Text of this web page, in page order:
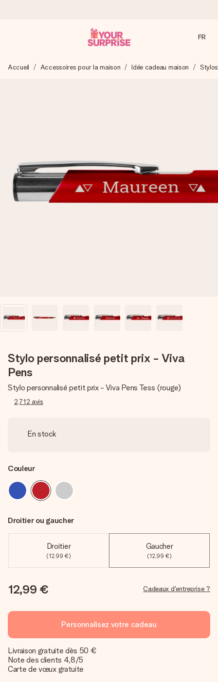
Nous préparons votre cadeau avec attention et l’envoyons
pays où nous sommes présents).
Carte de vœux gratuite
FR
Accueil Accessoires pour la maison Idée cadeau maison Stylos
Stylo personnalisé petit prix - Viva
Pens
Stylo personnalisé petit prix - Viva Pens Tess (rouge)
2,712 avis
En stock
Couleur
Droitier ou gaucher
Droitier
(12,99 €)
Gaucher
(12,99 €)
12,99 € Cadeaux d'entreprise ?
Personnalisez votre cadeau
Livraison gratuite dès 50 €
Note des clients 4,8/5
Carte de vœux gratuite